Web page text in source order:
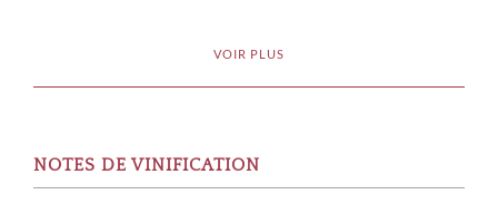
VOIR PLUS
NOTES DE VINIFICATION